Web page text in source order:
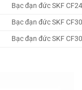
Bạc đạn đức SKF
Bạc đạn đức SKF
Bạc đạn đức SKF